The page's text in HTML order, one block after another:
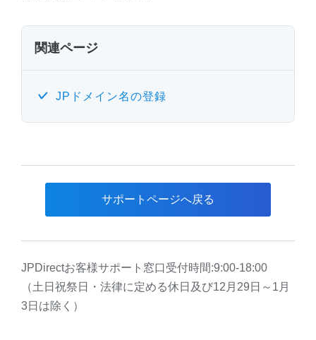
関連ページ
JPドメイン名の登録
サポートページへ戻る
JPDirectお客様サポート窓口受付時間:9:00-18:00
（土日祝祭日・法律に定める休日及び12月29日～1月
3日は除く）